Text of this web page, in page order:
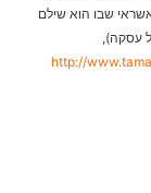
שבו הוא שילם
עסקה),
http://